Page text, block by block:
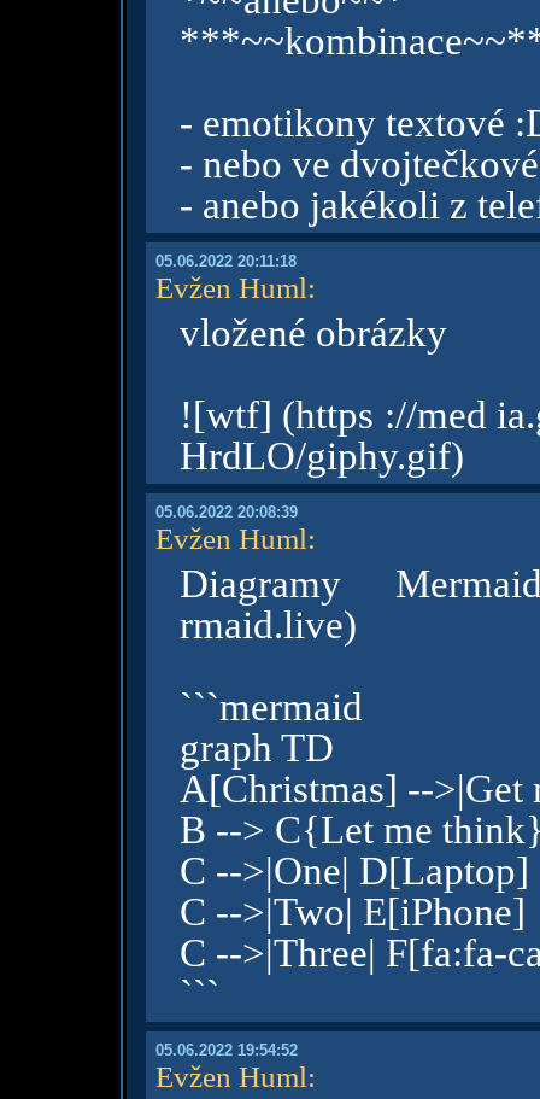
- emotikony textové
- nebo ve
- anebo jakékoli z
05.06.2022 20:11:18
Evžen Huml:
vložené obrázky
![wtf] (https ://med
HrdLO/giphy.gif)
05.06.2022 20:08:39
Evžen Huml:
Diagramy
rmaid.live)
```mermaid
graph TD
A[Christmas] -->|Get
B --> C{Let me
C -->|One| D[Laptop]
C -->|Two| E[iPhone]
C -->|Three| F[fa:fa-
```
05.06.2022 19:54:52
Evžen Huml: